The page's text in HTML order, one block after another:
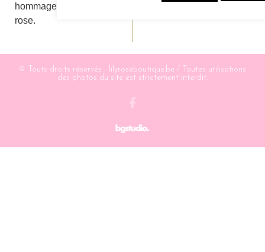
hommage à sa fille Lily
rose.
© Touts droits réservés - lilyroseboutique.be / Toutes utilisations
des photos du site est strictement interdit.